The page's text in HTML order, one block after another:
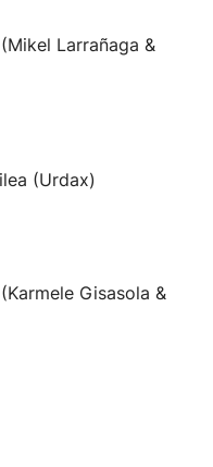
Larrañaga &
(Urdax)
Gisasola &